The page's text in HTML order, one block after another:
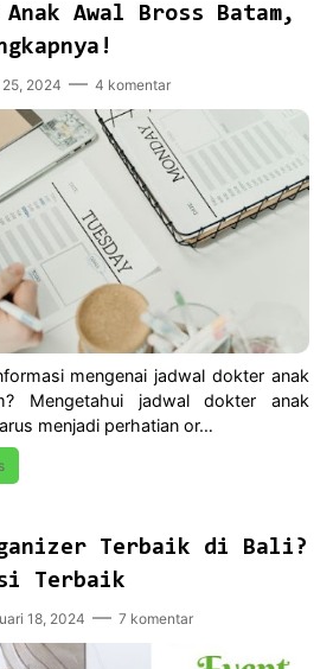
Awal Bross Batam,
2024 4 komentar
mengenai jadwal dokter anak
Mengetahui jadwal dokter anak
menjadi perhatian or…
Terbaik di Bali?
Terbaik
18, 2024 7 komentar